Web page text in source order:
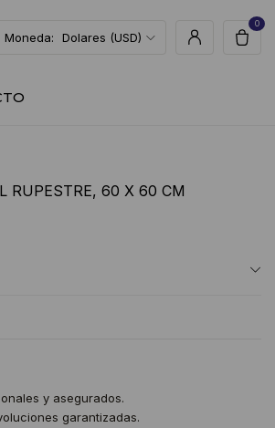
Moneda: Dolares (USD)
0
RUPESTRE, 60 X 60 CM
y asegurados.
garantizadas.